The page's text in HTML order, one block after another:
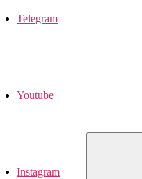
Telegram
Youtube
Instagram